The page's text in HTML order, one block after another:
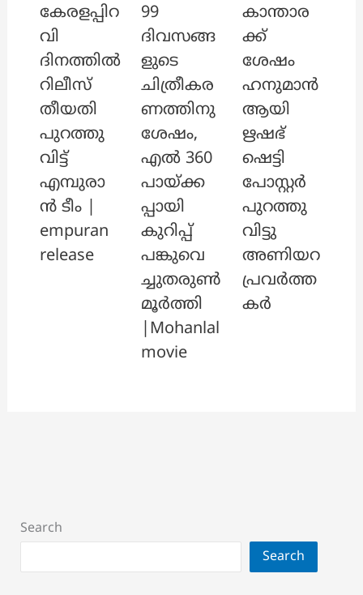
കേരളപ്പിറ
വി
ദിനത്തിൽ
റിലീസ്
തീയതി
പുറത്തു
വിട്ട്
എമ്പുരാ
ൻ ടീം |
empuran
release
99
ദിവസങ്ങ
ളുടെ
ചിത്രീകര
ണത്തിനു
ശേഷം,
എൽ 360
പായ്ക്ക
പ്പായി
കുറിപ്പ്
പങ്കുവെ
ച്ചുതരുൺ
മൂർത്തി
|Mohanlal
movie
കാന്താര
ക്ക്
ശേഷം
ഹനുമാൻ
ആയി
ഋഷഭ്
ഷെട്ടി
പോസ്റ്റർ
പുറത്തു
വിട്ടു
അണിയറ
പ്രവർത്ത
കർ
Search
Search